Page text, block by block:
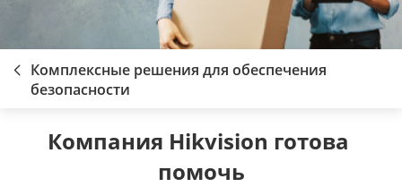
Комплексные решения для обеспечения
безопасности
Компания Hikvision готова
помочь